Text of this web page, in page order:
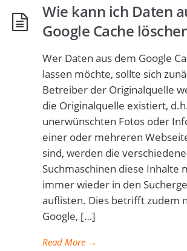
Wie kann ich Daten
Google Cache
Wer Daten aus dem Google
lassen möchte, sollte sich
Betreiber der Originalquelle
die Originalquelle existiert,
unerwünschten Fotos oder
einer oder mehreren
sind, werden die
Suchmaschinen diese Inhalte
immer wieder in den
auflisten. Dies betrifft zudem
Google, […]
Read More →